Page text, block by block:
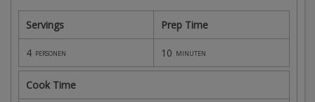
Servings Prep Time
4 personen 10 minuten
Cook Time